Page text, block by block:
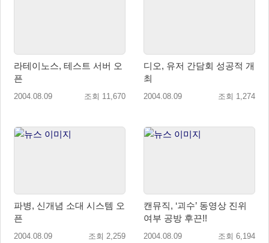
라테이노스, 테스트 서버 오
픈
2004.08.09 조회 11,670
디오, 유저 간담회 성공적 개
최
2004.08.09 조회 1,274
파병, 신개념 소대 시스템 오
픈
2004.08.09 조회 2,259
캔뮤직, ‘괴수’ 동영상 진위
여부 공방 후끈!!
2004.08.09 조회 6,194